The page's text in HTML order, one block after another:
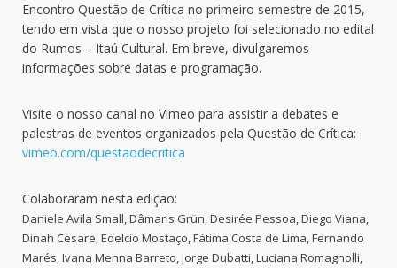
Encontro Questão de Crítica no primeiro semestre de 2015,
tendo em vista que o nosso projeto foi selecionado no edital
do Rumos – Itaú Cultural. Em breve, divulgaremos
informações sobre datas e programação.
Visite o nosso canal no Vimeo para assistir a debates e
palestras de eventos organizados pela Questão de Crítica:
vimeo.com/questaodecritica
Colaboraram nesta edição:
Daniele Avila Small, Dâmaris Grün, Desirée Pessoa, Diego Viana,
Dinah Cesare, Edelcio Mostaço, Fátima Costa de Lima, Fernando
Marés, Ivana Menna Barreto, Jorge Dubatti, Luciana Romagnolli,